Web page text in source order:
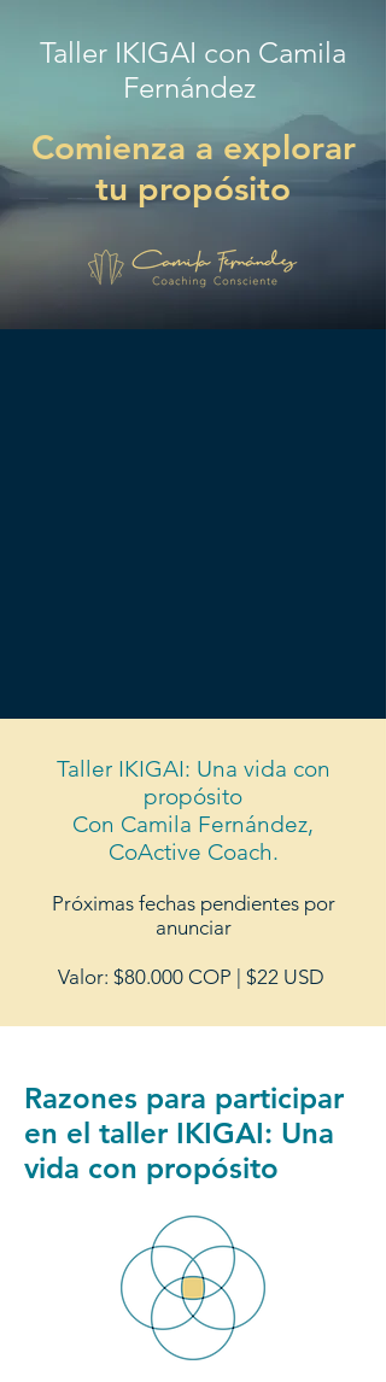
Taller IKIGAI con Camila
Fernández
Comienza a explorar
tu propósito
Taller IKIGAI: Una vida con
propósito
Con Camila Fernández,
CoActive Coach.
Próximas fechas pendientes por
anunciar
Valor: $80.000 COP | $22 USD
Razones para participar
en el taller IKIGAI: Una
vida con propósito